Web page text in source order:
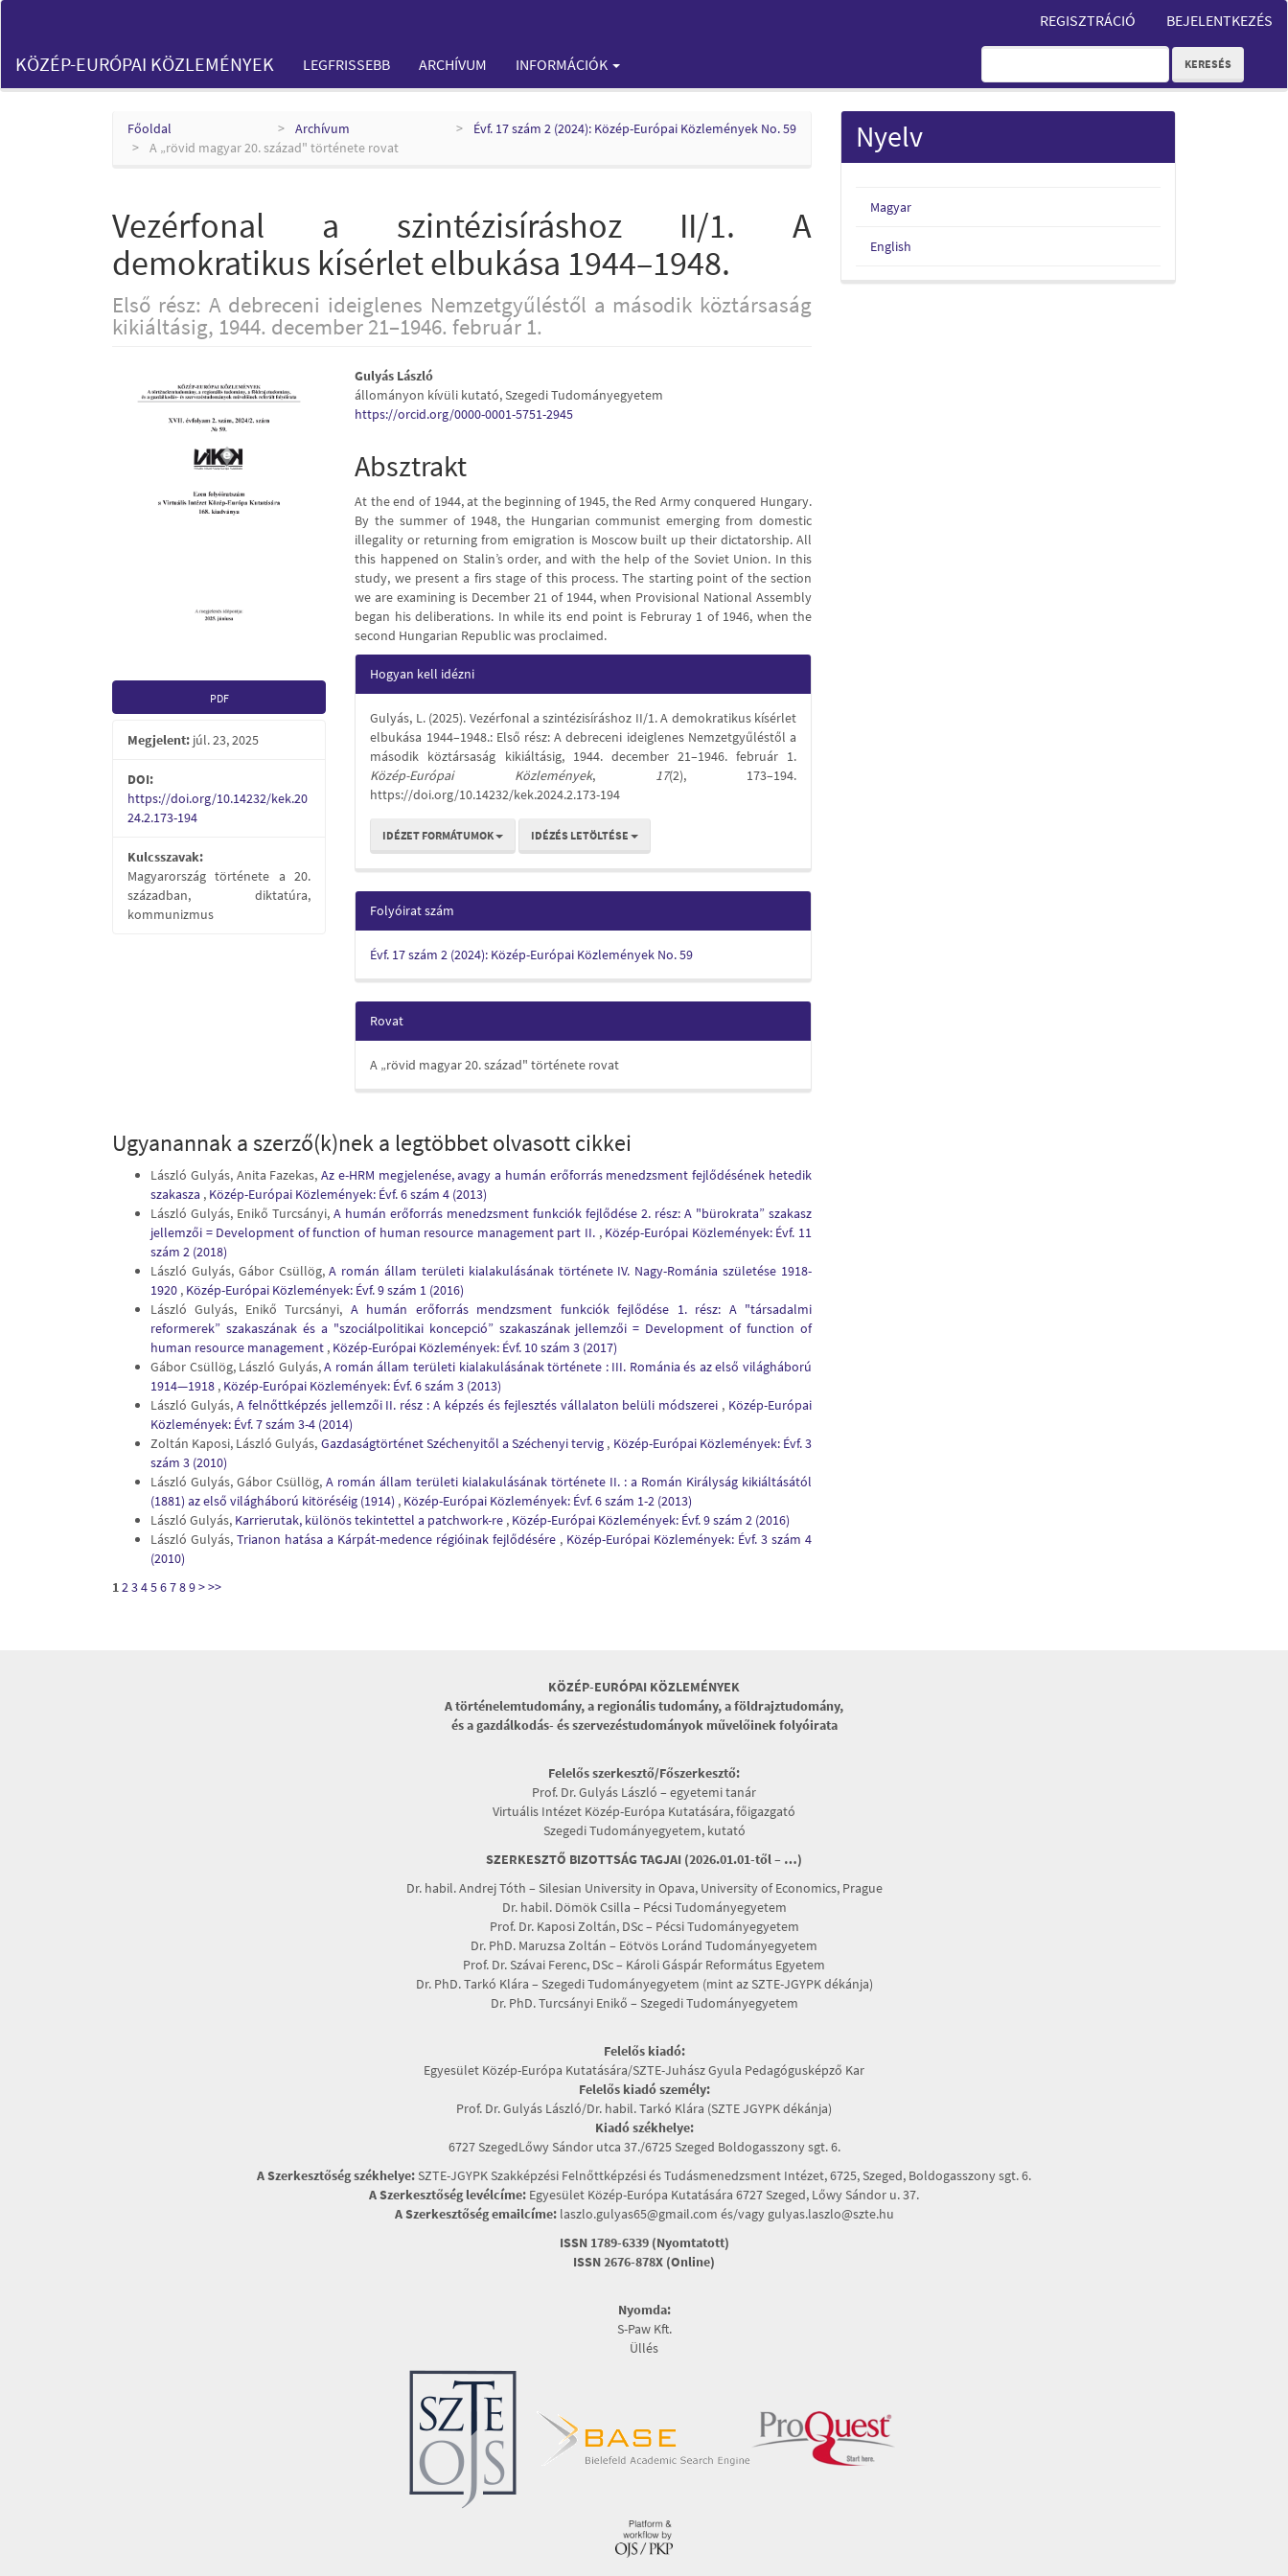
Content
Sidebar
REGISZTRÁCIÓ BEJELENTKEZÉS
KÖZÉP-EURÓPAI KÖZLEMÉNYEK LEGFRISSEBB ARCHÍVUM INFORMÁCIÓK KERESÉS
Főoldal Archívum
Évf. 17 szám 2 (2024): Közép-Európai Közlemények No. 59
A „rövid magyar 20. század" története rovat
Vezérfonal a szintézisíráshoz II/1. A
demokratikus kísérlet elbukása 1944–1948.
Első rész: A debreceni ideiglenes Nemzetgyűléstől a második köztársaság
kikiáltásig, 1944. december 21–1946. február 1.
Article
Sidebar
PDF
Megjelent: júl. 23, 2025
DOI:
https://doi.org/10.14232/kek.20
24.2.173-194
Kulcsszavak:
Magyarország története a 20.
században, diktatúra,
kommunizmus
Main
Article
Gulyás László
állományon kívüli kutató, Szegedi Tudományegyetem
https://orcid.org/0000-0001-5751-2945
Absztrakt
At the end of 1944, at the beginning of 1945, the Red Army conquered Hungary.
By the summer of 1948, the Hungarian communist emerging from domestic
illegality or returning from emigration is Moscow built up their dictatorship. All
this happened on Stalin’s order, and with the help of the Soviet Union. In this
study, we present a firs stage of this process. The starting point of the section
we are examining is December 21 of 1944, when Provisional National Assembly
began his deliberations. In while its end point is Februray 1 of 1946, when the
second Hungarian Republic was proclaimed.
Article
Details
Hogyan kell idézni
Gulyás, L. (2025). Vezérfonal a szintézisíráshoz II/1. A demokratikus kísérlet
elbukása 1944–1948.: Első rész: A debreceni ideiglenes Nemzetgyűléstől a
második köztársaság kikiáltásig, 1944. december 21–1946. február 1.
Közép-Európai Közlemények, 17(2), 173–194.
https://doi.org/10.14232/kek.2024.2.173-194
IDÉZET FORMÁTUMOK IDÉZÉS LETÖLTÉSE
Folyóirat szám
Évf. 17 szám 2 (2024): Közép-Európai Közlemények No. 59
Rovat
A „rövid magyar 20. század" története rovat
Ugyanannak a szerző(k)nek a legtöbbet olvasott cikkei
László Gulyás, Anita Fazekas,Az e-HRM megjelenése, avagy a humán erőforrás menedzsment fejlődésének hetedik
szakasza , Közép-Európai Közlemények: Évf. 6 szám 4 (2013)
László Gulyás, Enikő Turcsányi, A humán erőforrás menedzsment funkciók fejlődése 2. rész: A "bürokrata” szakasz
jellemzői = Development of function of human resource management part II. , Közép-Európai Közlemények: Évf. 11
szám 2 (2018)
László Gulyás, Gábor Csüllög,A román állam területi kialakulásának története IV. Nagy-Románia születése 1918-
1920 , Közép-Európai Közlemények: Évf. 9 szám 1 (2016)
László Gulyás, Enikő Turcsányi, A humán erőforrás mendzsment funkciók fejlődése 1. rész: A "társadalmi
reformerek” szakaszának és a "szociálpolitikai koncepció” szakaszának jellemzői = Development of function of
human resource management , Közép-Európai Közlemények: Évf. 10 szám 3 (2017)
Gábor Csüllög, László Gulyás,A román állam területi kialakulásának története : III. Románia és az első világháború
1914—1918 , Közép-Európai Közlemények: Évf. 6 szám 3 (2013)
László Gulyás, A felnőttképzés jellemzői II. rész : A képzés és fejlesztés vállalaton belüli módszerei , Közép-Európai
Közlemények: Évf. 7 szám 3-4 (2014)
Zoltán Kaposi, László Gulyás, Gazdaságtörténet Széchenyitől a Széchenyi tervig , Közép-Európai Közlemények: Évf. 3
szám 3 (2010)
László Gulyás, Gábor Csüllög, A román állam területi kialakulásának története II. : a Román Királyság kikiáltásától
(1881) az első világháború kitöréséig (1914) , Közép-Európai Közlemények: Évf. 6 szám 1-2 (2013)
László Gulyás, Karrierutak, különös tekintettel a patchwork-re , Közép-Európai Közlemények: Évf. 9 szám 2 (2016)
László Gulyás, Trianon hatása a Kárpát-medence régióinak fejlődésére , Közép-Európai Közlemények: Évf. 3 szám 4
(2010)
123456789>>>
Nyelv
Magyar
English
KÖZÉP-EURÓPAI KÖZLEMÉNYEK
A történelemtudomány, a regionális tudomány, a földrajztudomány,
és a gazdálkodás- és szervezéstudományok művelőinek folyóirata
Felelős szerkesztő/Főszerkesztő:
Prof. Dr. Gulyás László – egyetemi tanár
Virtuális Intézet Közép-Európa Kutatására, főigazgató
Szegedi Tudományegyetem, kutató
SZERKESZTŐ BIZOTTSÁG TAGJAI (2026.01.01-től – …)
Dr. habil. Andrej Tóth – Silesian University in Opava, University of Economics, Prague
Dr. habil. Dömök Csilla – Pécsi Tudományegyetem
Prof. Dr. Kaposi Zoltán, DSc – Pécsi Tudományegyetem
Dr. PhD. Maruzsa Zoltán – Eötvös Loránd Tudományegyetem
Prof. Dr. Szávai Ferenc, DSc – Károli Gáspár Református Egyetem
Dr. PhD. Tarkó Klára – Szegedi Tudományegyetem (mint az SZTE-JGYPK dékánja)
Dr. PhD. Turcsányi Enikő – Szegedi Tudományegyetem
Felelős kiadó:
Egyesület Közép-Európa Kutatására/SZTE-Juhász Gyula Pedagógusképző Kar
Felelős kiadó személy:
Prof. Dr. Gulyás László/Dr. habil. Tarkó Klára (SZTE JGYPK dékánja)
Kiadó székhelye:
6727 SzegedLőwy Sándor utca 37./6725 Szeged Boldogasszony sgt. 6.
A Szerkesztőség székhelye:SZTE-JGYPK Szakképzési Felnőttképzési és Tudásmenedzsment Intézet, 6725, Szeged, Boldogasszony sgt. 6.
A Szerkesztőség levélcíme: Egyesület Közép-Európa Kutatására 6727 Szeged, Lőwy Sándor u. 37.
A Szerkesztőség emailcíme:laszlo.gulyas65@gmail.com és/vagy gulyas.laszlo@szte.hu
ISSN 1789-6339 (Nyomtatott)
ISSN 2676-878X (Online)
Nyomda:
S-Paw Kft.
Üllés